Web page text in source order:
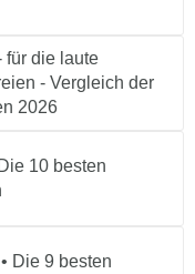
für die laute
- Vergleich der
2026
10 besten
Die 9 besten